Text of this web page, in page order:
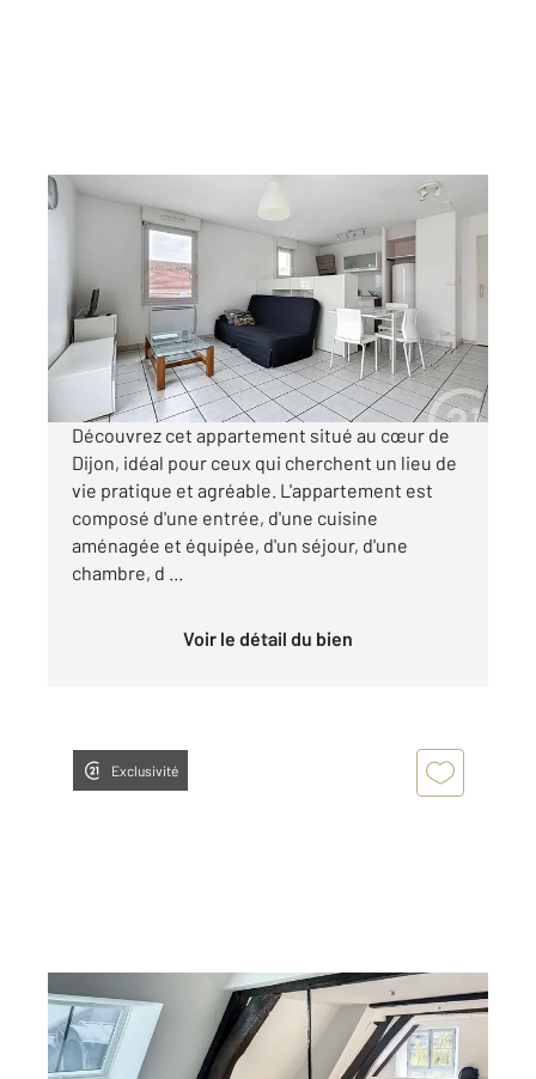
DIJON 21
2, 2 pièces
Appartement F2 à louer
712 €
par mois charges comprises
Découvrez cet appartement situé au cœur de
Dijon, idéal pour ceux qui cherchent un lieu de
vie pratique et agréable. L'appartement est
composé d'une entrée, d'une cuisine
aménagée et équipée, d'un séjour, d'une
chambre, d ...
Voir le détail du bien
Exclusivité
DIJON 21
74,50 m
, 2 pièces
Ref : 48795